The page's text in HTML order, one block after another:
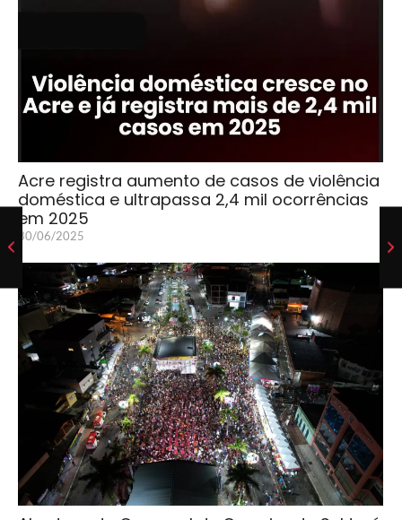
Acre registra aumento de casos de violência
doméstica e ultrapassa 2,4 mil ocorrências
em 2025
30/06/2025